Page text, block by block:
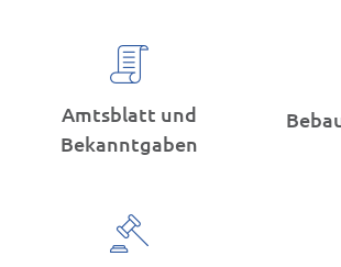
Amtsblatt und
Bekanntgaben